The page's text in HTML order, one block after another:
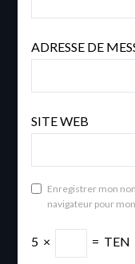
ADRESSE DE
SITE WEB
Enregistrer mon
navigateur pour
5 × = TEN